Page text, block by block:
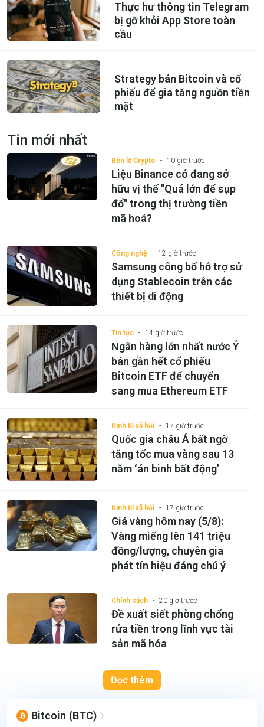
Thực hư thông tin Telegram
bị gỡ khỏi App Store toàn
cầu
Strategy bán Bitcoin và cổ
phiếu để gia tăng nguồn tiền
mặt
Tin mới nhất
Bên lề Crypto 10 giờ trước
Liệu Binance có đang sở
hữu vị thế "Quá lớn để sụp
đổ" trong thị trường tiền
mã hoá?
Công nghệ 12 giờ trước
Samsung công bố hỗ trợ sử
dụng Stablecoin trên các
thiết bị di động
Tin tức 14 giờ trước
Ngân hàng lớn nhất nước Ý
bán gần hết cổ phiếu
Bitcoin ETF để chuyển
sang mua Ethereum ETF
Kinh tế xã hội 17 giờ trước
Quốc gia châu Á bất ngờ
tăng tốc mua vàng sau 13
năm ‘án binh bất động’
Kinh tế xã hội 17 giờ trước
Giá vàng hôm nay (5/8):
Vàng miếng lên 141 triệu
đồng/lượng, chuyên gia
phát tín hiệu đáng chú ý
Chính sách 20 giờ trước
Đề xuất siết phòng chống
rửa tiền trong lĩnh vực tài
sản mã hóa
Đọc thêm
Bitcoin (BTC)